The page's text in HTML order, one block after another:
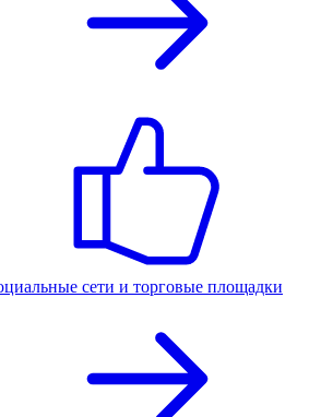
сети и торговые площадки